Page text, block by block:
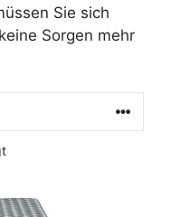
Sie sich
Sorgen mehr